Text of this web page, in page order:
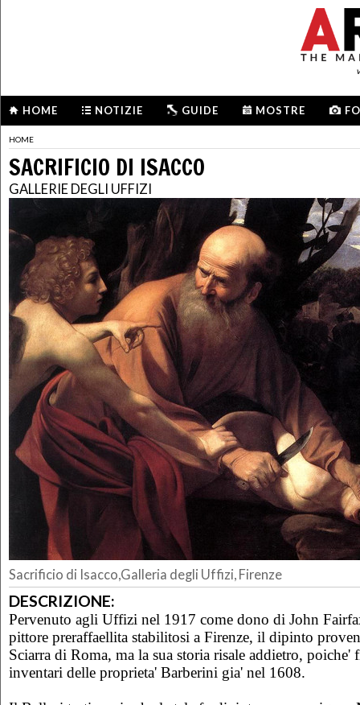
HOME NOTIZIE GUIDE MOSTRE
HOME
SACRIFICIO DI ISACCO
GALLERIE DEGLI UFFIZI
Sacrificio di Isacco,Galleria degli Uffizi, Firenze
DESCRIZIONE:
Pervenuto agli Uffizi nel 1917 come dono di John
pittore preraffaellita stabilitosi a Firenze, il dipinto
Sciarra di Roma, ma la sua storia risale addietro, poiche'
inventari delle proprieta' Barberini gia' nel 1608.